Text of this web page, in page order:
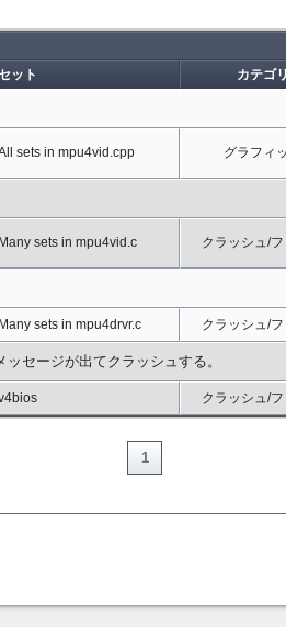
ット カテゴリ
sets in mpu4vid.cpp グラフィ
Many sets in mpu4vid.c クラッシュ/
Many sets in mpu4drvr.c クラッシュ/
セージが出てクラッシュする。
クラッシュ/
1